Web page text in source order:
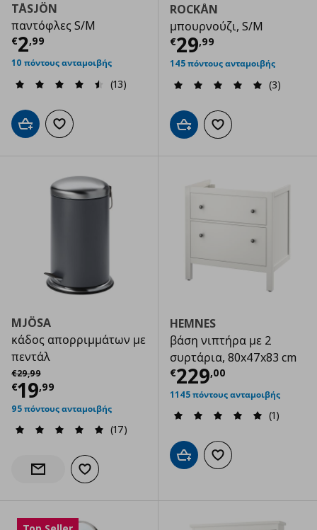
TÅSJÖN
παντόφλες S/M
€2,99
Τρέχουσα τιμή € 2,99
10 πόντους ανταμοιβής
(13)
Προσθήκη στο καλάθι
Προσθήκη στα αγαπημένα
ROCKÅN
μπουρνούζι, S/M
€29,99
Τρέχουσα
145 πόντους ανταμοιβής
(3)
Προσθήκη στο καλάθι
Προσθήκη στα
MJÖSA
κάδος απορριμμάτων με
πεντάλ
€29,99
Αρχική τιμή
€19,99
Τρέχουσα τιμή € 19,99
95 πόντους ανταμοιβής
(17)
Ενημέρωση διαθεσιμότητας
Προσθήκη στα αγαπημένα
HEMNES
βάση νιπτήρα με 2
συρτάρια, 80x47x83 cm
€229,00
Τρέχουσα
1145 πόντους ανταμοιβής
(1)
Προσθήκη στο καλάθι
Προσθήκη στα